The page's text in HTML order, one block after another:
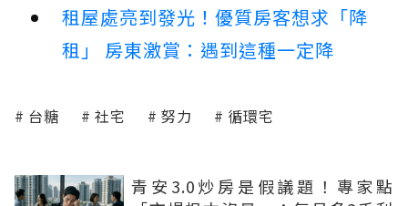
租屋處亮到發光！優質房客想求「降
租」 房東激賞：遇到這種一定降
台糖 社宅 努力 循環宅
青安3.0炒房是假議題！專家點